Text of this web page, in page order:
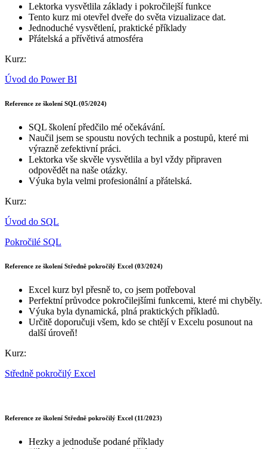
Lektorka vysvětlila základy i pokročilejší funkce
Tento kurz mi otevřel dveře do světa vizualizace dat.
Jednoduché vysvětlení, praktické příklady
Přátelská a přívětivá atmosféra
Kurz:
Úvod do Power BI
Reference ze školení SQL (05/2024)
SQL školení předčilo mé očekávání.
Naučil jsem se spoustu nových technik a postupů, které mi
výrazně zefektivní práci.
Lektorka vše skvěle vysvětlila a byl vždy připraven
odpovědět na naše otázky.
Výuka byla velmi profesionální a přátelská.
Kurz:
Úvod do SQL
Pokročilé SQL
Reference ze školení Středně pokročilý Excel (03/2024)
Excel kurz byl přesně to, co jsem potřeboval
Perfektní průvodce pokročilejšími funkcemi, které mi chyběly.
Výuka byla dynamická, plná praktických příkladů.
Určitě doporučuji všem, kdo se chtějí v Excelu posunout na
další úroveň!
Kurz:
Středně pokročilý Excel
Reference ze školení Středně pokročilý Excel (11/2023)
Hezky a jednoduše podané příklady